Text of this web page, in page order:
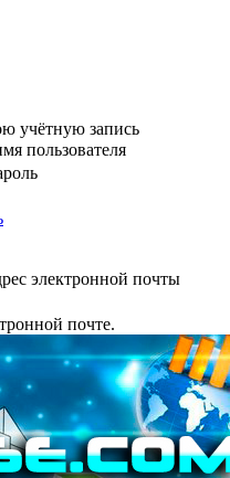
учётную запись
пользователя
электронной почты
почте.